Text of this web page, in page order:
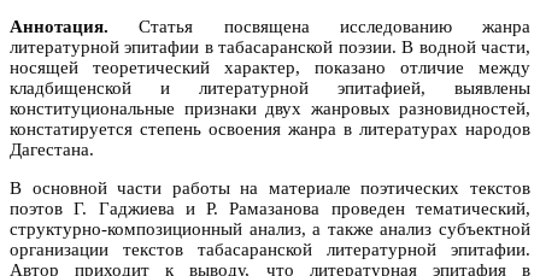
Аннотация. Статья посвящена исследованию жанра
литературной эпитафии в табасаранской поэзии. В водной части,
носящей теоретический характер, показано отличие между
кладбищенской и литературной эпитафией, выявлены
конституциональные признаки двух жанровых разновидностей,
констатируется степень освоения жанра в литературах народов
Дагестана.
В основной части работы на материале поэтических текстов
поэтов Г. Гаджиева и Р. Рамазанова проведен тематический,
структурно-композиционный анализ, а также анализ субъектной
организации текстов табасаранской литературной эпитафии.
Автор приходит к выводу, что литературная эпитафия в